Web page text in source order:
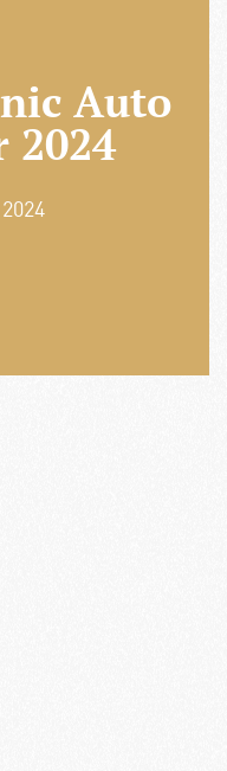
Auto
2024